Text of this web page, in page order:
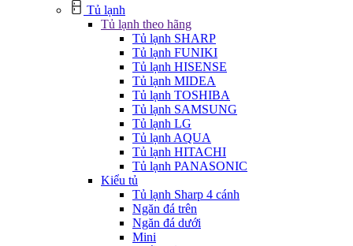
Tủ lạnh
Tủ lạnh theo hãng
Tủ lạnh SHARP
Tủ lạnh FUNIKI
Tủ lạnh HISENSE
Tủ lạnh MIDEA
Tủ lạnh TOSHIBA
Tủ lạnh SAMSUNG
Tủ lạnh LG
Tủ lạnh AQUA
Tủ lạnh HITACHI
Tủ lạnh PANASONIC
Kiểu tủ
Tủ lạnh Sharp 4 cánh
Ngăn đá trên
Ngăn đá dưới
Mini